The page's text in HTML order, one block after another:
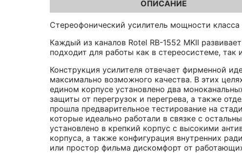
ОПИСАНИЕ
Стереофонический усилитель мощности
Каждый из каналов Rotel RB-1552 MKII
подходит для работы как в стереосистеме,
Конструкция усилителя отвечает фирменной
максимально возможного качества. В этих
едином корпусе установлено два
защиты от перегрузок и перегрева, а также
прошла предварительное тестирование на
которые идеально работали в связке с
установлено в крепкий корпус с высокими
корпуса, а также конфигурация внутренних
или простор фильма дискомфорт от